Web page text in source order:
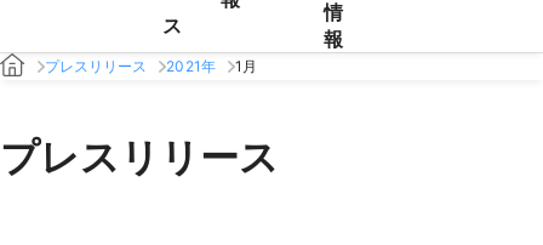
ス
情
報
プレスリリース 2021年 1月
プレスリリース